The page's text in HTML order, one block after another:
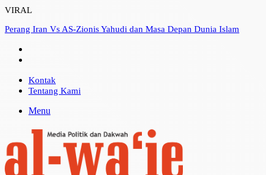
VIRAL
Perang Iran Vs AS-Zionis Yahudi dan Masa Depan Dunia Islam
Kontak
Tentang Kami
Menu